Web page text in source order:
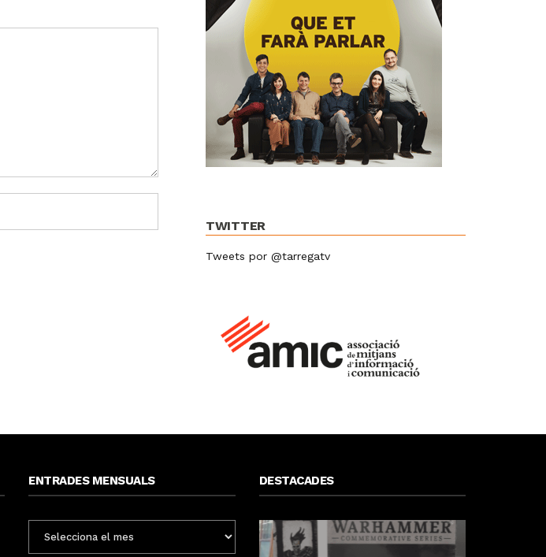
TWITTER
Tweets por @tarregatv
ENTRADES MENSUALS
MENSUALS
DESTACADES